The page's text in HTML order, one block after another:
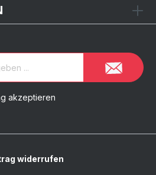
akzeptieren
widerrufen